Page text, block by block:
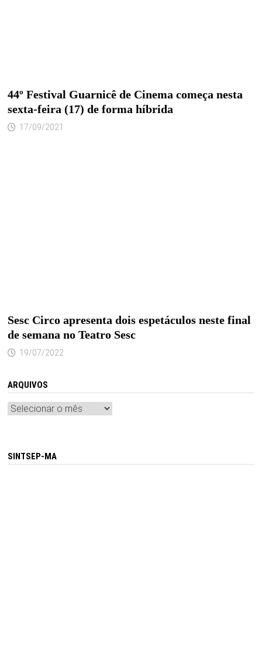
44º Festival Guarnicê de Cinema começa nesta
sexta-feira (17) de forma híbrida
17/09/2021
Sesc Circo apresenta dois espetáculos neste final
de semana no Teatro Sesc
19/07/2022
ARQUIVOS
Arquivos
SINTSEP-MA